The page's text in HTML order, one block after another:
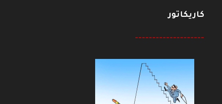
كاريكاتور
--------------------